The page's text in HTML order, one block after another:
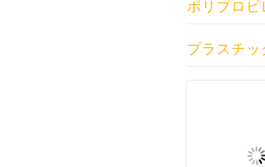
ポリプロ
プラスチ